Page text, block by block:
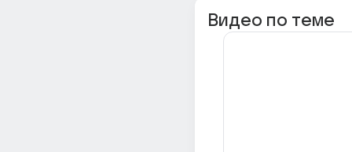
Видео по теме